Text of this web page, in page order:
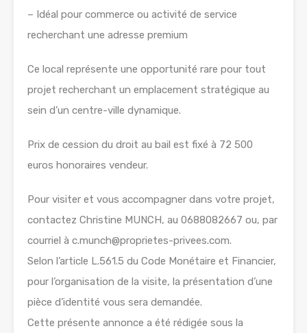
– Idéal pour commerce ou activité de service
recherchant une adresse premium
Ce local représente une opportunité rare pour tout
projet recherchant un emplacement stratégique au
sein d’un centre-ville dynamique.
Prix de cession du droit au bail est fixé à 72 500
euros honoraires vendeur.
Pour visiter et vous accompagner dans votre projet,
contactez Christine MUNCH, au 0688082667 ou, par
courriel à c.munch@proprietes-privees.com.
Selon l’article L.561.5 du Code Monétaire et Financier,
pour l’organisation de la visite, la présentation d’une
pièce d’identité vous sera demandée.
Cette présente annonce a été rédigée sous la